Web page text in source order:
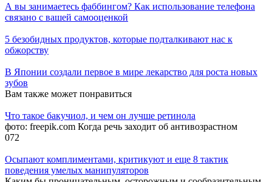
А вы занимаетесь фаббингом? Как использование телефона
связано с вашей самооценкой
5 безобидных продуктов, которые подталкивают нас к
обжорству
В Японии создали первое в мире лекарство для роста новых
зубов
Вам также может понравиться
Что такое бакучиол, и чем он лучше ретинола
фото: freepik.com Когда речь заходит об антивозрастном
072
Осыпают комплиментами, критикуют и еще 8 тактик
поведения умелых манипуляторов